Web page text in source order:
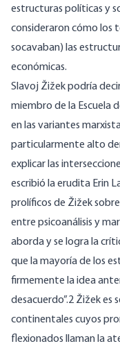
estructuras políticas y
consideraron cómo los
socavaban) las
económicas.
Slavoj Žižek podría
miembro de la Escuela
en las variantes
particularmente alto
explicar las
escribió la erudita Erin
prolíficos de Žižek
entre psicoanálisis y
aborda y se logra la
que la mayoría de los
firmemente la idea
desacuerdo”.2 Žižek es
continentales cuyos
flexionados llaman la